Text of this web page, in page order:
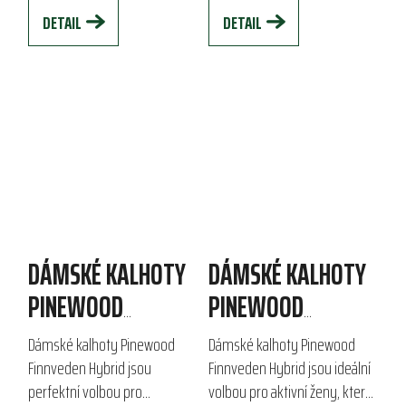
DETAIL DETAIL
DÁMSKÉ KALHOTY
PINEWOOD
FINNVEDEN HYBRID
Dámské kalhoty Pinewood
Finnveden Hybrid jsou
perfektní volbou pro
DÁMSKÉ KALHOTY
PINEWOOD
FINNVEDEN HYBRID
Dámské kalhoty Pinewood
Finnveden Hybrid jsou ideální
volbou pro aktivní ženy, které